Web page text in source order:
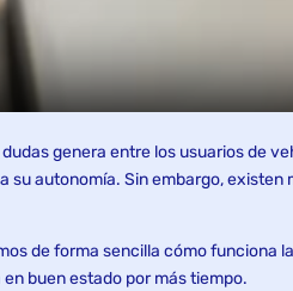
genera entre los usuarios de
su autonomía. Sin embargo,
de forma sencilla cómo funciona
buen estado por más tiempo.